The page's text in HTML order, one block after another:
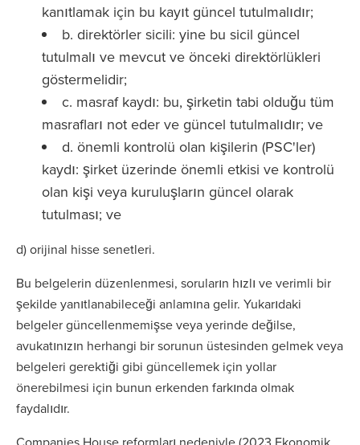
kanıtlamak için bu kayıt güncel tutulmalıdır;
b. direktörler sicili: yine bu sicil güncel
tutulmalı ve mevcut ve önceki direktörlükleri
göstermelidir;
c. masraf kaydı: bu, şirketin tabi olduğu tüm
masrafları not eder ve güncel tutulmalıdır; ve
d. önemli kontrolü olan kişilerin (PSC'ler)
kaydı: şirket üzerinde önemli etkisi ve kontrolü
olan kişi veya kuruluşların güncel olarak
tutulması; ve
d) orijinal hisse senetleri.
Bu belgelerin düzenlenmesi, soruların hızlı ve verimli bir
şekilde yanıtlanabileceği anlamına gelir. Yukarıdaki
belgeler güncellenmemişse veya yerinde değilse,
avukatınızın herhangi bir sorunun üstesinden gelmek veya
belgeleri gerektiği gibi güncellemek için yollar
önerebilmesi için bunun erkenden farkında olmak
faydalıdır.